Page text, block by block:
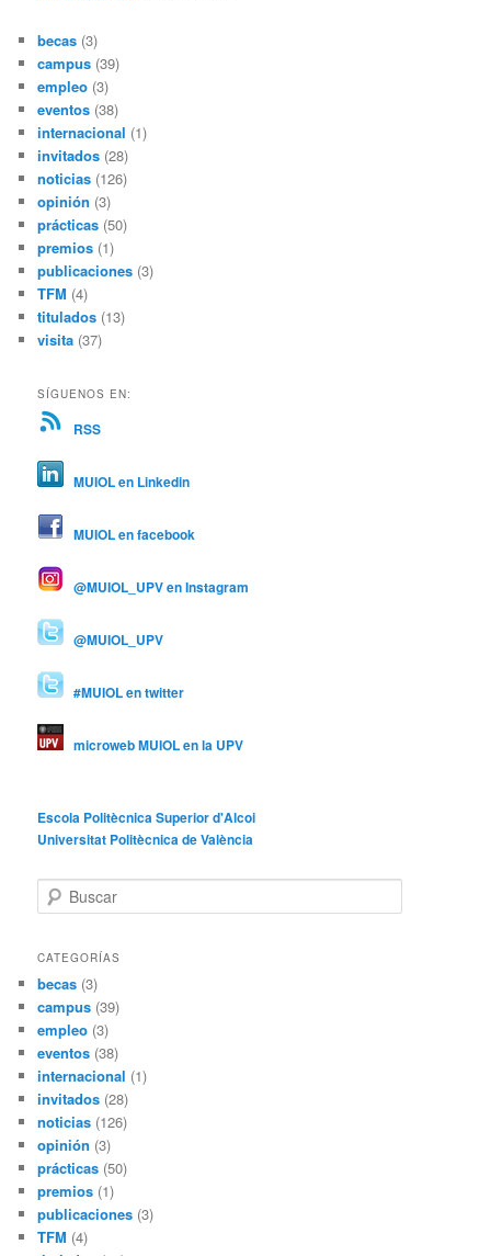
becas (3)
campus (39)
empleo (3)
eventos (38)
internacional (1)
invitados (28)
noticias (126)
opinión (3)
prácticas (50)
premios (1)
publicaciones (3)
TFM (4)
titulados (13)
visita (37)
SÍGUENOS EN:
RSS
MUIOL en Linkedin
MUIOL en facebook
@MUIOL_UPV en Instagram
@MUIOL_UPV
#MUIOL en twitter
microweb MUIOL en la UPV
Escola Politècnica Superior d'Alcoi
Universitat Politècnica de València
u
c
r
CATEGORÍAS
becas (3)
campus (39)
empleo (3)
eventos (38)
internacional (1)
invitados (28)
noticias (126)
opinión (3)
prácticas (50)
premios (1)
publicaciones (3)
TFM (4)